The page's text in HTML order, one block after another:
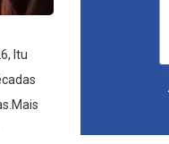
Itu